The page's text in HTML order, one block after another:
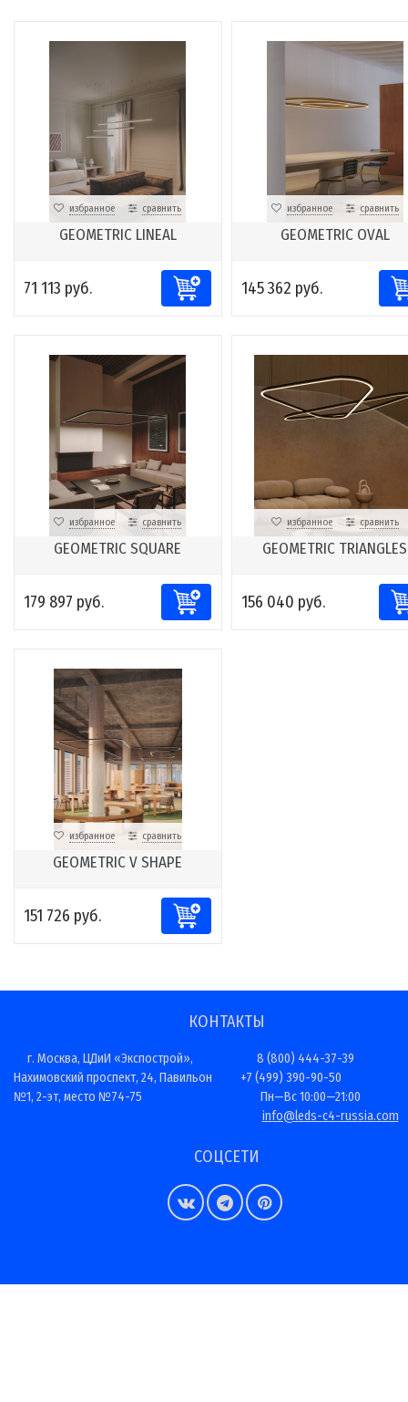
избранное сравнить
GEOMETRIC LINEAL
71 113 руб.
избранное сравнить
GEOMETRIC OVAL
145 362 руб.
избранное сравнить
GEOMETRIC SQUARE
179 897 руб.
избранное сравнить
GEOMETRIC TRIANGLES
156 040 руб.
избранное сравнить
GEOMETRIC V SHAPE
151 726 руб.
КОНТАКТЫ
г. Москва, ЦДиИ «Экспострой»,
Нахимовский проспект, 24, Павильон
№1, 2-эт, место №74-75
8 (800) 444-37-39
+7 (499) 390-90-50
Пн—Вс 10:00—21:00
info@leds-c4-russia.com
СОЦСЕТИ